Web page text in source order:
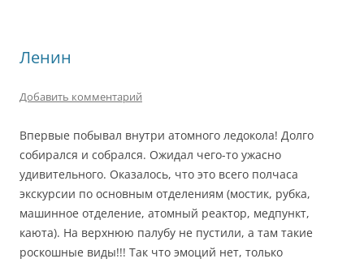
Ленин
Добавить комментарий
Впервые побывал внутри атомного ледокола! Долго
собирался и собрался. Ожидал чего-то ужасно
удивительного. Оказалось, что это всего полчаса
экскурсии по основным отделениям (мостик, рубка,
машинное отделение, атомный реактор, медпункт,
каюта). На верхнюю палубу не пустили, а там такие
роскошные виды!!! Так что эмоций нет, только